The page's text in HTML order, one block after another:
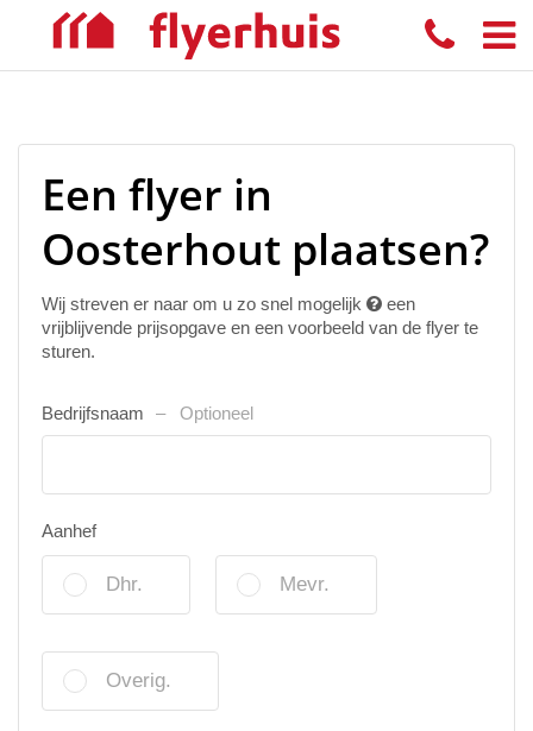
Een flyer in
Oosterhout plaatsen?
Wij streven er naar om u zo snel mogelijk
een
vrijblijvende prijsopgave en een voorbeeld van de flyer te
sturen.
Bedrijfsnaam Optioneel
Aanhef
Dhr. Mevr.
Overig.